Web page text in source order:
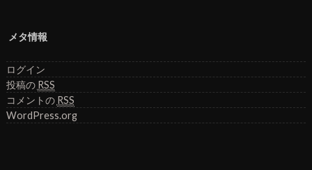
メタ情報
ログイン
投稿の RSS
コメントの RSS
WordPress.org